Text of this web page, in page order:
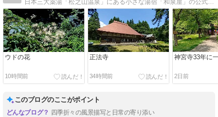
日本三大薬湯「松之山温泉」にある小さな湯宿「和泉屋」の公式Blogです。
ウドの花
10時間前
正法寺
34時間前
神宮寺33年に
2日前
このブログのここがポイント
四季折々の風景描写と日常の寄り添い